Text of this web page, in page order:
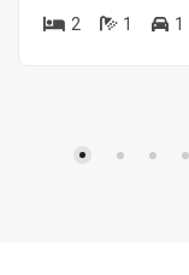
2 1 1